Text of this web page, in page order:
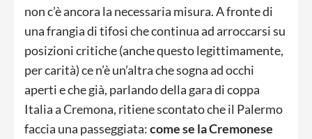
non c’è ancora la necessaria misura. A fronte di
una frangia di tifosi che continua ad arroccarsi su
posizioni critiche (anche questo legittimamente,
per carità) ce n’è un’altra che sogna ad occhi
aperti e che già, parlando della gara di coppa
Italia a Cremona, ritiene scontato che il Palermo
faccia una passeggiata:come se la Cremonese